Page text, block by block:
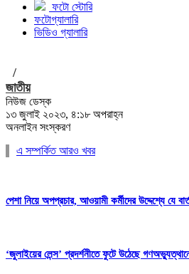
ফটো স্টোরি
ফটোগ্যালারি
ভিডিও গ্যালারি
/
জাতীয়
নিউজ ডেস্ক
১৩ জুলাই ২০২৩, ৪:১৮ অপরাহ্ন
অনলাইন সংস্করণ
এ সম্পর্কিত আরও খবর
পেশা নিয়ে অপপ্রচার, আওয়ামী কর্মীদের উদ্দেশ্যে যে
‘জুলাইয়ের লেন্স’ প্রদর্শনীতে ফুটে উঠেছে